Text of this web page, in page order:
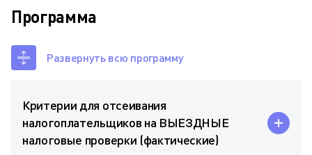
Программа
Развернуть всю программу
Критерии для отсеивания
налогоплательщиков на ВЫЕЗДНЫЕ
налоговые проверки (фактические)